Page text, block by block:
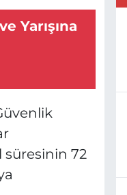
Yarışına
süresinin 72